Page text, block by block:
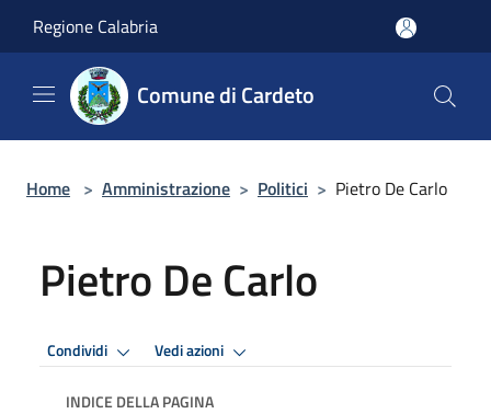
Regione Calabria
Comune di Cardeto
Home > Amministrazione > Politici > Pietro De Carlo
Pietro De Carlo
Condividi Vedi azioni
INDICE DELLA PAGINA